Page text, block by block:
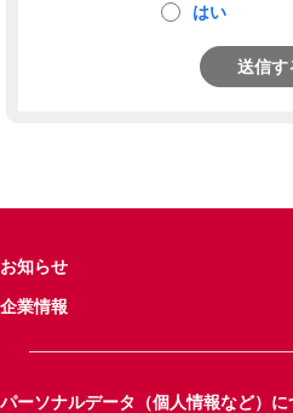
はい
送信す
お知らせ
企業情報
パーソナルデータ（個人情報など）に